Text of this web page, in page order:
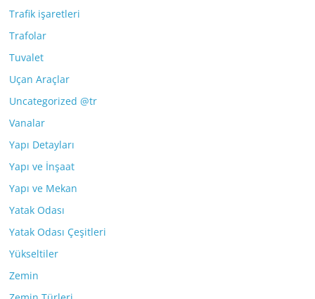
Trafik işaretleri
Trafolar
Tuvalet
Uçan Araçlar
Uncategorized @tr
Vanalar
Yapı Detayları
Yapı ve İnşaat
Yapı ve Mekan
Yatak Odası
Yatak Odası Çeşitleri
Yükseltiler
Zemin